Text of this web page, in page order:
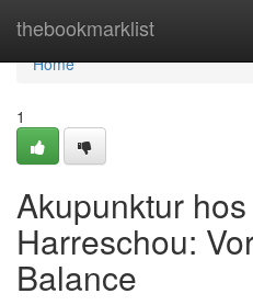
thebookmarklist
Home
Home
1
Akupunktur
Harreschou:
Balance